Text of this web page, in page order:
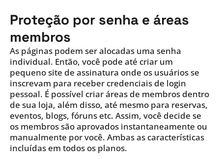
Proteção por senha e áreas
membros
As páginas podem ser alocadas uma senha
individual. Então, você pode até criar um
pequeno site de assinatura onde os usuários se
inscrevam para receber credenciais de login
pessoal. É possível criar áreas de membros dentro
de sua loja, além disso, até mesmo para reservas,
eventos, blogs, fóruns etc. Assim, você decide se
os membros são aprovados instantaneamente ou
manualmente por você. Ambas as características
incluídas em todos os planos.